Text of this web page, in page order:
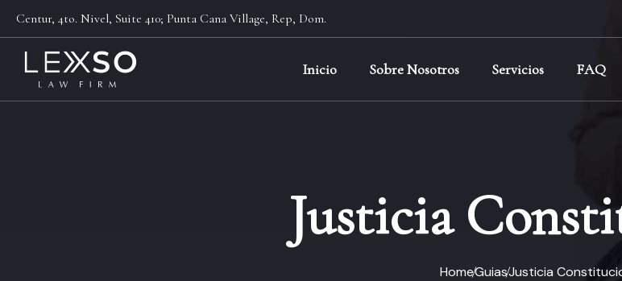
Centur, 4to. Nivel, Suite 410; Punta Cana Village, Rep, Dom.
Inicio Sobre Nosotros Servicios FAQ
Justicia
HomeGuiasJusticia